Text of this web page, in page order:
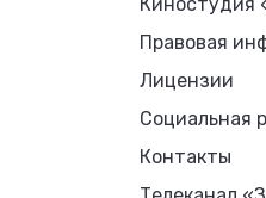
Правовая
Лицензии
Социальная
Контакты